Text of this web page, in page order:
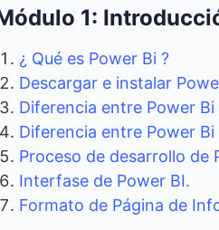
1:
¿ Qué es Power Bi ?
Descargar e instalar
Diferencia entre Power
Diferencia entre Power
Proceso de desarrollo de
Interfase de Power BI.
Formato de Página de